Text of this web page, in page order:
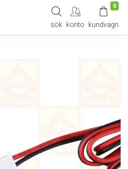
sök konto
0
kundvagn